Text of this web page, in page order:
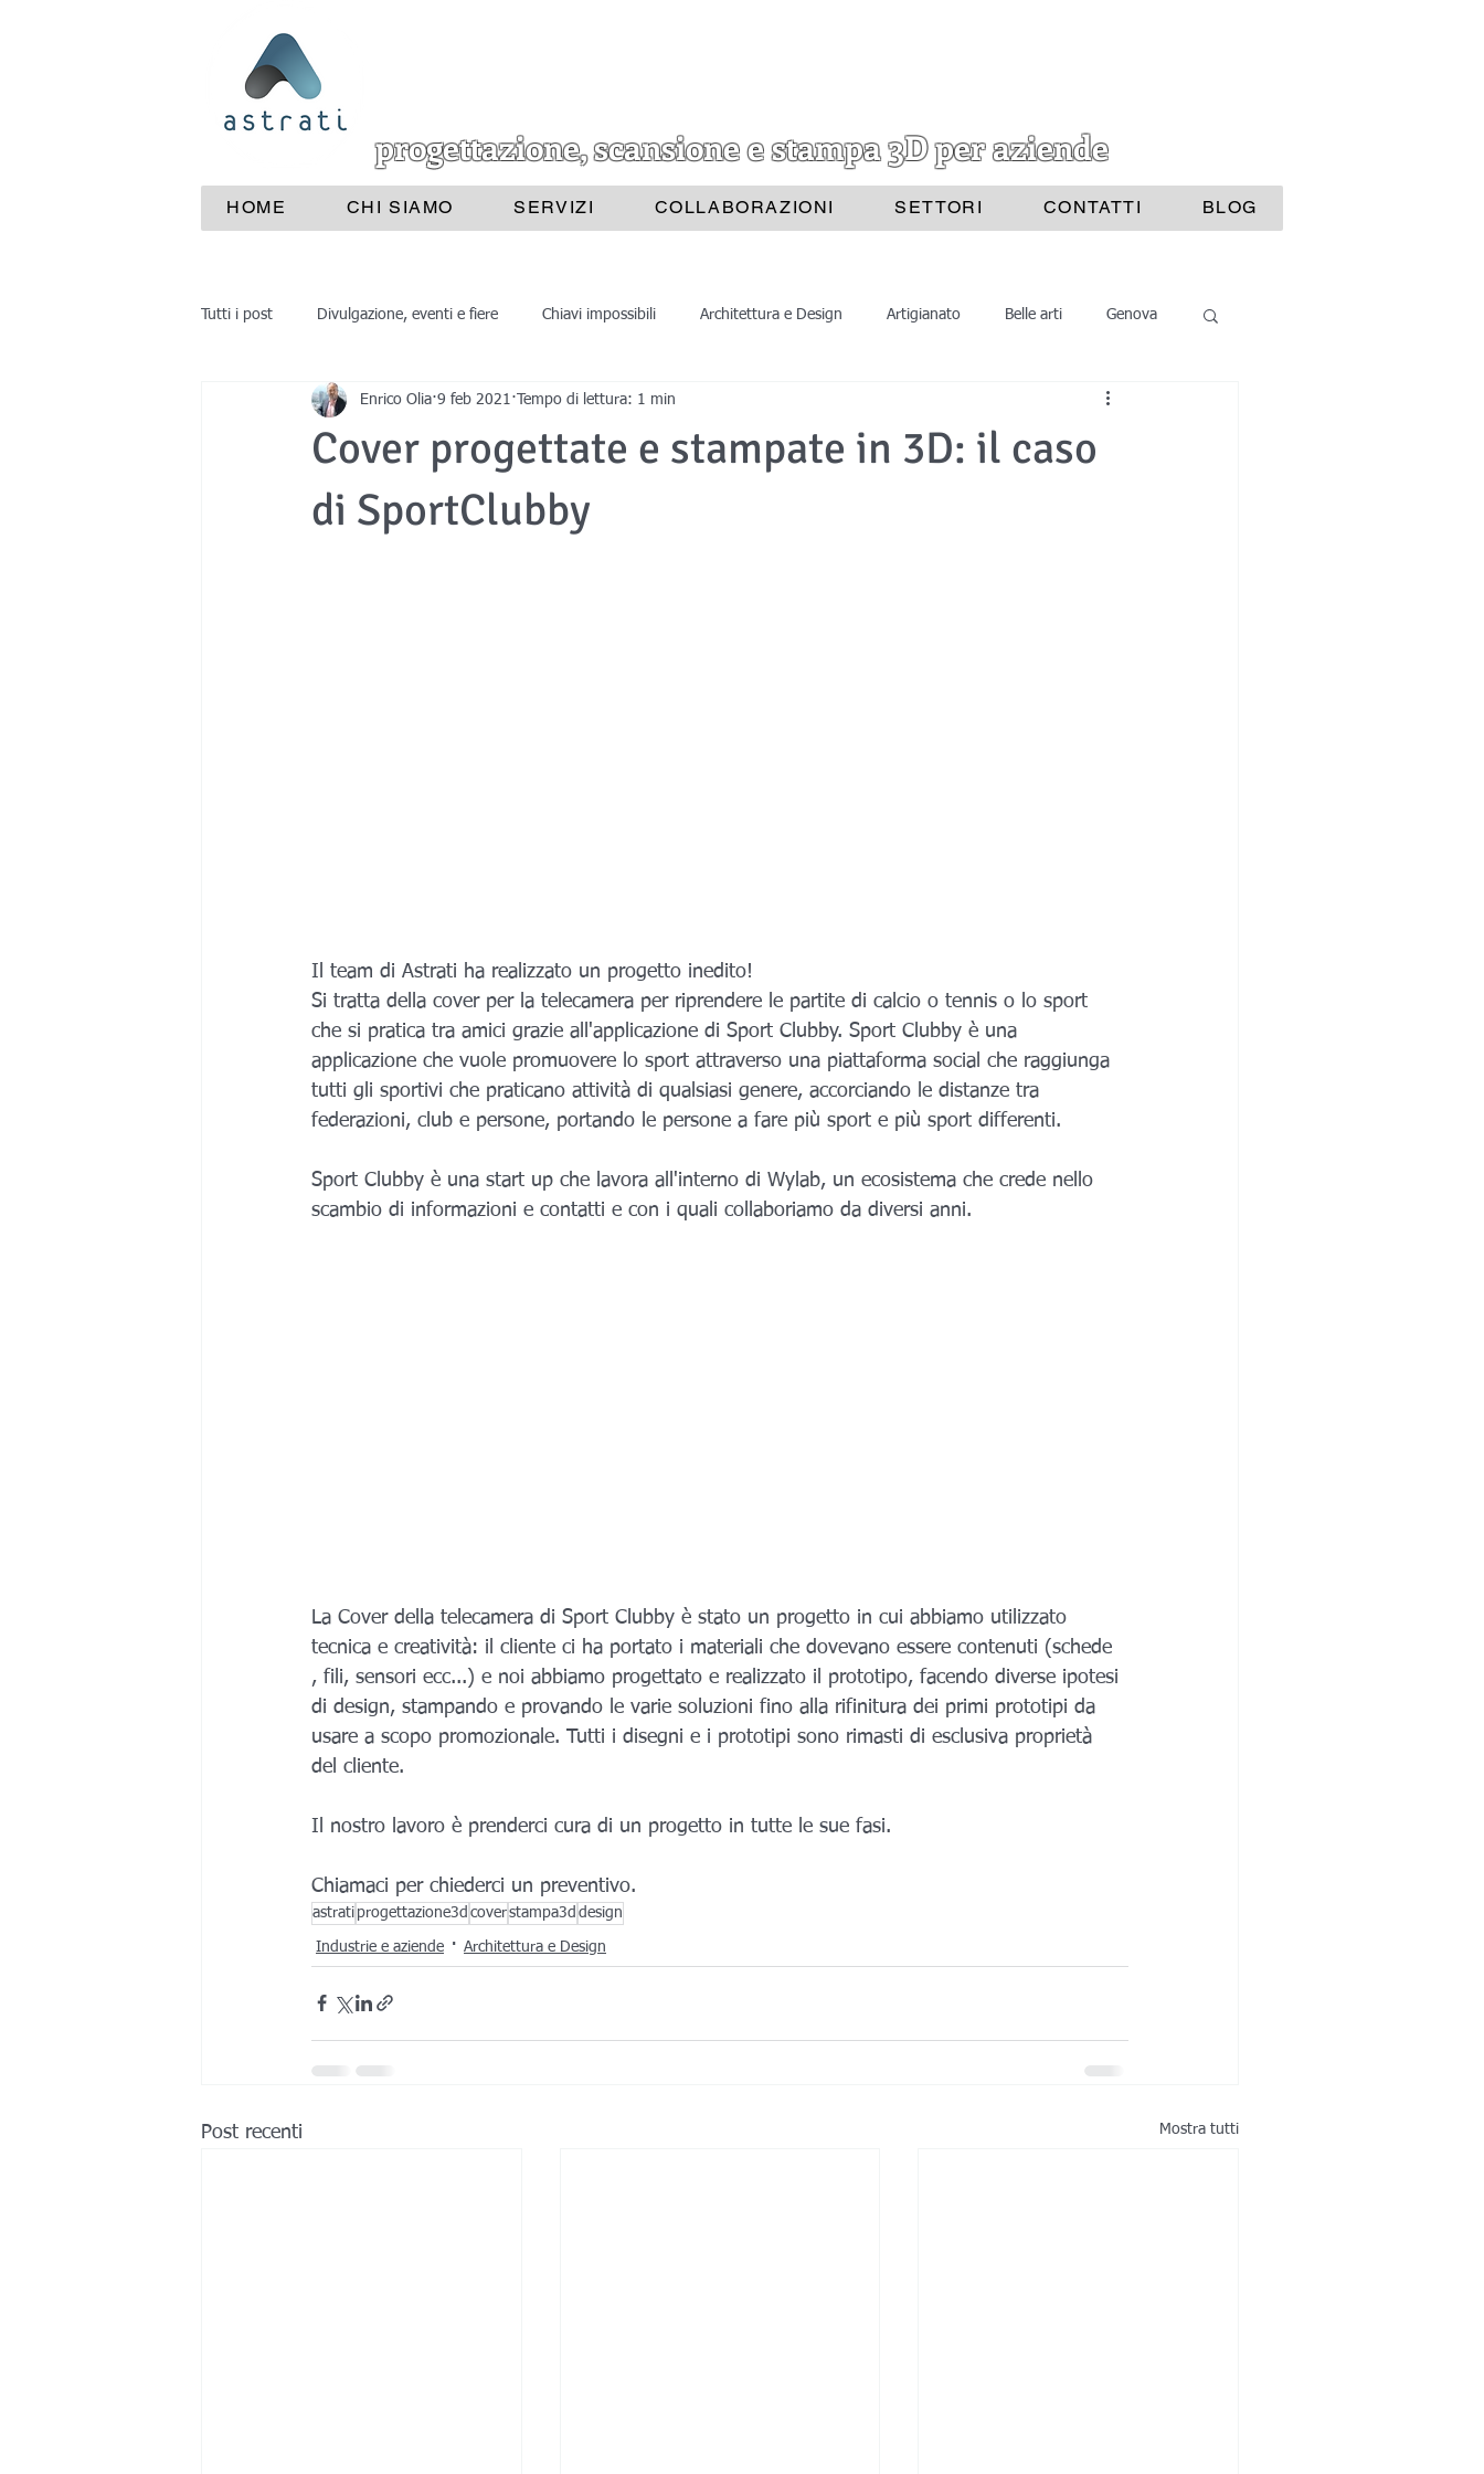
progettazione, scansione e stampa 3D per aziende
HOME CHI SIAMO SERVIZI COLLABORAZIONI SETTORI CONTATTI BLOG
Tutti i post Divulgazione, eventi e fiere Chiavi impossibili Architettura e Design Artigianato Belle arti Genova
Industrie e aziende Medicina Progettazione 3D
reverse engineering progettazione 3D
Cover progettate e stampate in 3D: il caso
di SportClubby
Enrico Olia 9 feb 2021 Tempo di lettura: 1 min
Il team di Astrati ha realizzato un progetto inedito!
Si tratta della cover per la telecamera per riprendere le partite di calcio o tennis o lo sport
che si pratica tra amici grazie all'applicazione di Sport Clubby. Sport Clubby è una
applicazione che vuole promuovere lo sport attraverso una piattaforma social che raggiunga
tutti gli sportivi che praticano attività di qualsiasi genere, accorciando le distanze tra
federazioni, club e persone, portando le persone a fare più sport e più sport differenti.
Sport Clubby è una start up che lavora all'interno di Wylab, un ecosistema che crede nello
scambio di informazioni e contatti e con i quali collaboriamo da diversi anni.
La Cover della telecamera di Sport Clubby è stato un progetto in cui abbiamo utilizzato
tecnica e creatività: il cliente ci ha portato i materiali che dovevano essere contenuti (schede
, fili, sensori ecc...) e noi abbiamo progettato e realizzato il prototipo, facendo diverse ipotesi
di design, stampando e provando le varie soluzioni fino alla rifinitura dei primi prototipi da
usare a scopo promozionale. Tutti i disegni e i prototipi sono rimasti di esclusiva proprietà
del cliente.
Il nostro lavoro è prenderci cura di un progetto in tutte le sue fasi.
Chiamaci per chiederci un preventivo.
astrati progettazione3d coverstampa3d design
Industrie e aziende Architettura e Design
Post recenti Mostra tutti